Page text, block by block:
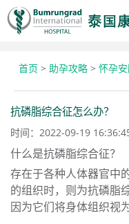
首页 > 助孕攻略 > 怀孕
抗磷脂综合征怎么办？
时间：2022-09-19
什么是抗磷脂综合征？
存在于各种人体器官中
的组织时，则为抗磷脂
因为它们将身体组织视